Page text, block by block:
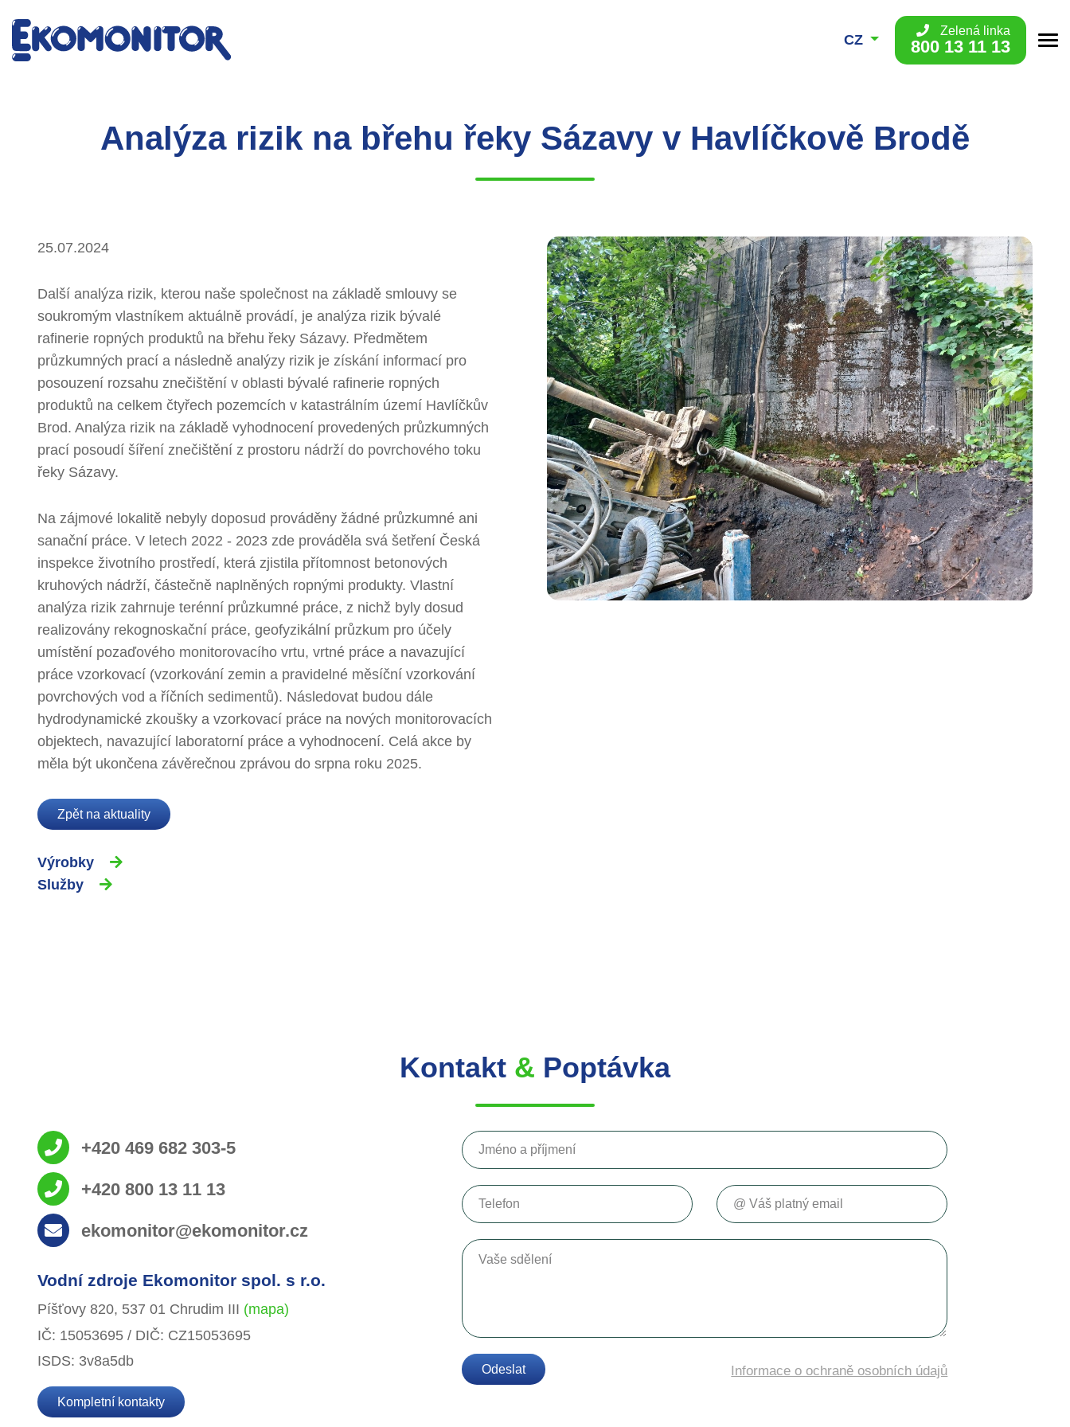
CZ
Zelená linka
800 13 11 13
Analýza rizik na břehu řeky Sázavy v Havlíčkově Brodě
25.07.2024
Další analýza rizik, kterou naše společnost na základě smlouvy se
soukromým vlastníkem aktuálně provádí, je analýza rizik bývalé
rafinerie ropných produktů na břehu řeky Sázavy. Předmětem
průzkumných prací a následně analýzy rizik je získání informací pro
posouzení rozsahu znečištění v oblasti bývalé rafinerie ropných
produktů na celkem čtyřech pozemcích v katastrálním území Havlíčkův
Brod. Analýza rizik na základě vyhodnocení provedených průzkumných
prací posoudí šíření znečištění z prostoru nádrží do povrchového toku
řeky Sázavy.
Na zájmové lokalitě nebyly doposud prováděny žádné průzkumné ani
sanační práce. V letech 2022 - 2023 zde prováděla svá šetření Česká
inspekce životního prostředí, která zjistila přítomnost betonových
kruhových nádrží, částečně naplněných ropnými produkty. Vlastní
analýza rizik zahrnuje terénní průzkumné práce, z nichž byly dosud
realizovány rekognoskační práce, geofyzikální průzkum pro účely
umístění pozaďového monitorovacího vrtu, vrtné práce a navazující
práce vzorkovací (vzorkování zemin a pravidelné měsíční vzorkování
povrchových vod a říčních sedimentů). Následovat budou dále
hydrodynamické zkoušky a vzorkovací práce na nových monitorovacích
objektech, navazující laboratorní práce a vyhodnocení. Celá akce by
měla být ukončena závěrečnou zprávou do srpna roku 2025.
Zpět na aktuality
Výrobky
Služby
Kontakt & Poptávka
+420 469 682 303-5
+420 800 13 11 13
ekomonitor@ekomonitor.cz
Vodní zdroje Ekomonitor spol. s r.o.
Píšťovy 820, 537 01 Chrudim III (mapa)
IČ: 15053695 / DIČ: CZ15053695
ISDS: 3v8a5db
Kompletní kontakty
Jméno a příjmení
Telefon Váš platný email
Vaše sdělení
Odeslat Informace o ochraně osobních údajů